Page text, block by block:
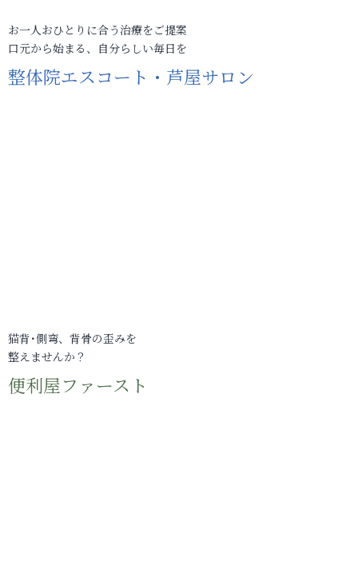
お一人おひとりに合う治療をご提案
口元から始まる、自分らしい毎日を
整体院エスコート・芦屋サロン
猫背･側弯、背骨の歪みを
整えませんか？
便利屋ファースト